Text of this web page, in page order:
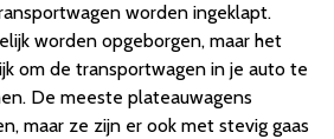
worden ingeklapt.
worden opgeborgen, maar het
om de transportwagen in je auto te
De meeste plateauwagens
maar ze zijn er ook met stevig gaas